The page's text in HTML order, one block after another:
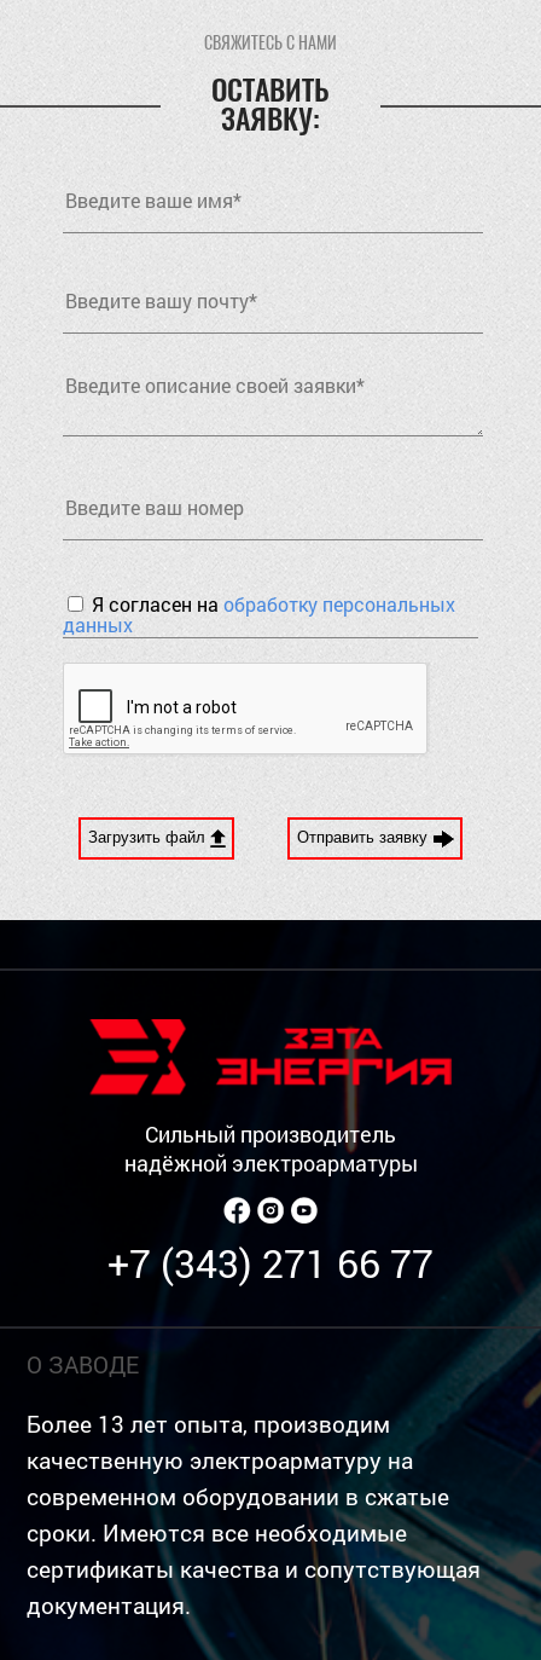
СВЯЖИТЕСЬ С НАМИ
ОСТАВИТЬ
ЗАЯВКУ:
Я согласен наобработку персональных
данных
Загрузить файл Отправить заявку
Сильный производитель
надёжной электроарматуры
+7 (343) 271 66 77
О ЗАВОДЕ
Более 13 лет опыта, производим
качественную электроарматуру на
современном оборудовании в сжатые
сроки. Имеются все необходимые
сертификаты качества и сопутствующая
документация.